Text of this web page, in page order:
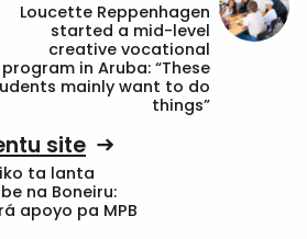
Loucette Reppenhagen
started a mid-level
creative vocational
program in Aruba: “These
mainly want to do
things”
site
ta lanta
na Boneiru:
apoyo pa MPB